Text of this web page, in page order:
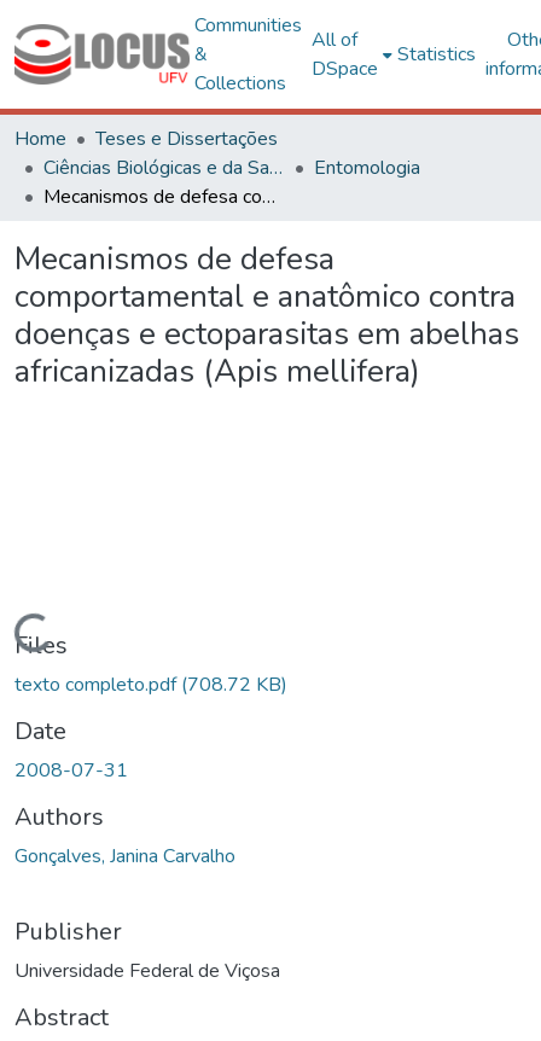
Communities
&
Collections
All of
DSpace
Statistics
Home
Teses e Dissertações
Ciências Biológicas e da Saúde
Entomologia
Mecanismos de defesa comportamental e anatômico contra doenças e ectoparasitas em abelhas africanizadas (Apis mellifera)
Mecanismos de defesa
comportamental e anatômico contra
doenças e ectoparasitas em abelhas
africanizadas (Apis mellifera)
Files
texto completo.pdf(708.72 KB)
Date
2008-07-31
Authors
Gonçalves, Janina Carvalho
Publisher
Universidade Federal de Viçosa
Abstract